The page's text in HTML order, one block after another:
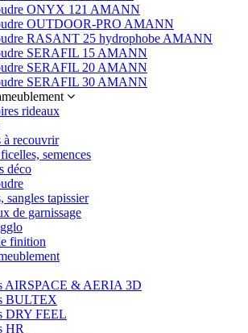
ONYX 121 AMANN
OUTDOOR-PRO AMANN
RASANT 25 hydrophobe AMANN
SERAFIL 15 AMANN
SERAFIL 20 AMANN
SERAFIL 30 AMANN
rideaux
à recouvrir
semences
déco
sangles tapissier
de garnissage
finition
AIRSPACE & AERIA 3D
BULTEX
DRY FEEL
HR